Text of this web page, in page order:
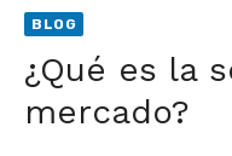
BLOG
¿Qué es la
mercado?